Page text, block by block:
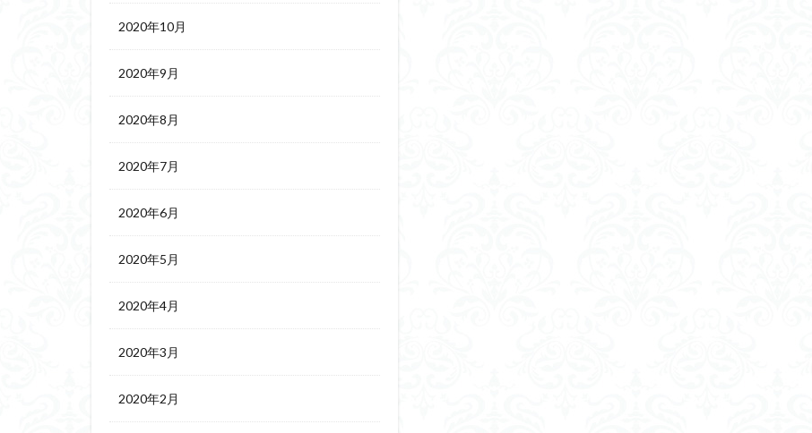
2020年10月
2020年9月
2020年8月
2020年7月
2020年6月
2020年5月
2020年4月
2020年3月
2020年2月